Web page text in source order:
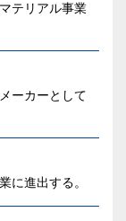
テリアル事業
ーカーとして
に進出する。